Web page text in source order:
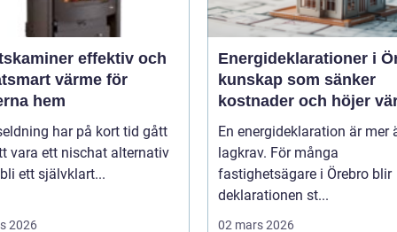
effektiv och
värme för
hem
har på kort tid gått
vara ett nischat alternativ
ett självklart...
2026
Energideklarationer i
kunskap som sänker
kostnader och höjer
En energideklaration är mer
lagkrav. För många
fastighetsägare i Örebro blir
deklarationen st...
02 mars 2026